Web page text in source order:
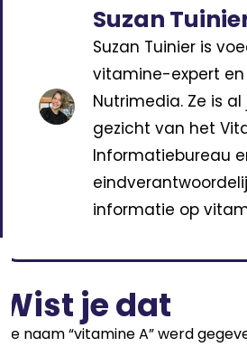
Suzan
Suzan Tuinier is
vitamine-expert
Nutrimedia. Ze is
gezicht van het
Informatiebureau
informatie op
Wist je dat
De naam “vitamine A” werd